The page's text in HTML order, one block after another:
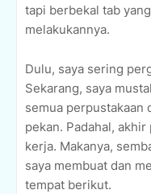
tapi berbekal tab
melakukannya.
Dulu, saya sering
Sekarang, saya
semua perpustakaan
pekan. Padahal,
kerja. Makanya,
saya membuat dan
tempat berikut.